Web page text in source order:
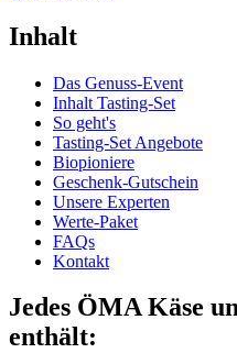
Inhalt
Das Genuss-Event
Inhalt Tasting-Set
So geht's
Tasting-Set Angebote
Biopioniere
Geschenk-Gutschein
Unsere Experten
Werte-Paket
FAQs
Kontakt
Jedes ÖMA Käse
enthält: